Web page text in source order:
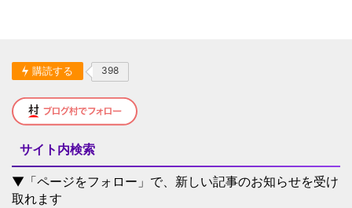
購読する 398
サイト内検索
▼「ページをフォロー」で、新しい記事のお知らせを受け
取れます